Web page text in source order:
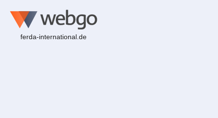
ferda-international.de